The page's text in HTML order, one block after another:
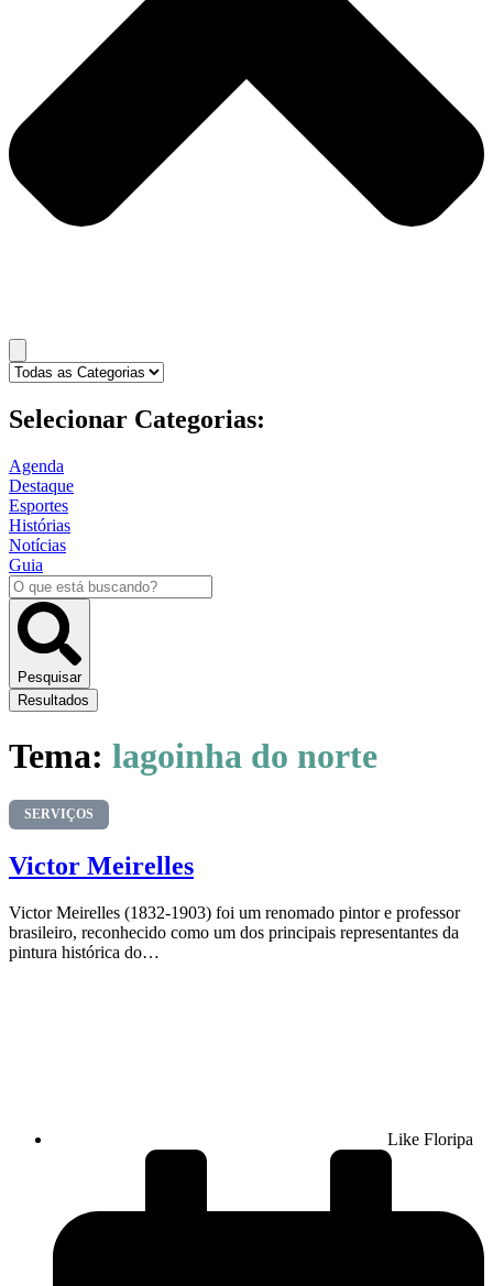
Selecionar Categorias:
Agenda
Destaque
Esportes
Histórias
Notícias
Guia
Pesquisar
...
Pesquisar
Resultados
Tema: lagoinha do norte
SERVIÇOS
Victor Meirelles
Victor Meirelles (1832-1903) foi um renomado pintor e professor
brasileiro, reconhecido como um dos principais representantes da
pintura histórica do…
Like Floripa